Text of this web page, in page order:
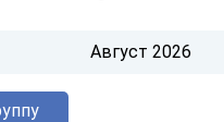
Август 2026